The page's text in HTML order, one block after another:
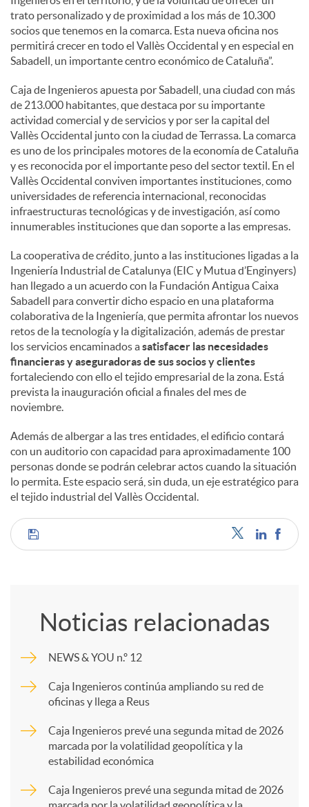
trato personalizado y de proximidad a los más de 10.300
socios que tenemos en la comarca. Esta nueva oficina nos
permitirá crecer en todo el Vallès Occidental y en especial en
Sabadell, un importante centro económico de Cataluña”.
Caja de Ingenieros apuesta por Sabadell, una ciudad con más
de 213.000 habitantes, que destaca por su importante
actividad comercial y de servicios y por ser la capital del
Vallès Occidental junto con la ciudad de Terrassa. La comarca
es uno de los principales motores de la economía de Cataluña
y es reconocida por el importante peso del sector textil. En el
Vallès Occidental conviven importantes instituciones, como
universidades de referencia internacional, reconocidas
infraestructuras tecnológicas y de investigación, así como
innumerables instituciones que dan soporte a las empresas.
La cooperativa de crédito, junto a las instituciones ligadas a la
Ingeniería Industrial de Catalunya (EIC y Mutua d’Enginyers)
han llegado a un acuerdo con la Fundación Antigua Caixa
Sabadell para convertir dicho espacio en una plataforma
colaborativa de la Ingeniería, que permita afrontar los nuevos
retos de la tecnología y la digitalización, además de prestar
los servicios encaminados asatisfacer las necesidades
financieras y aseguradoras de sus socios y clientes
fortaleciendo con ello el tejido empresarial de la zona. Está
prevista la inauguración oficial a finales del mes de
noviembre.
Además de albergar a las tres entidades, el edificio contará
con un auditorio con capacidad para aproximadamente 100
personas donde se podrán celebrar actos cuando la situación
lo permita. Este espacio será, sin duda, un eje estratégico para
el tejido industrial del Vallès Occidental.
C
p
a
Noticias relacionadas
NEWS & YOU n.º 12
Caja Ingenieros continúa ampliando su red de
oficinas y llega a Reus
Caja Ingenieros prevé una segunda mitad de 2026
marcada por la volatilidad geopolítica y la
estabilidad económica
Caja Ingenieros prevé una segunda mitad de 2026